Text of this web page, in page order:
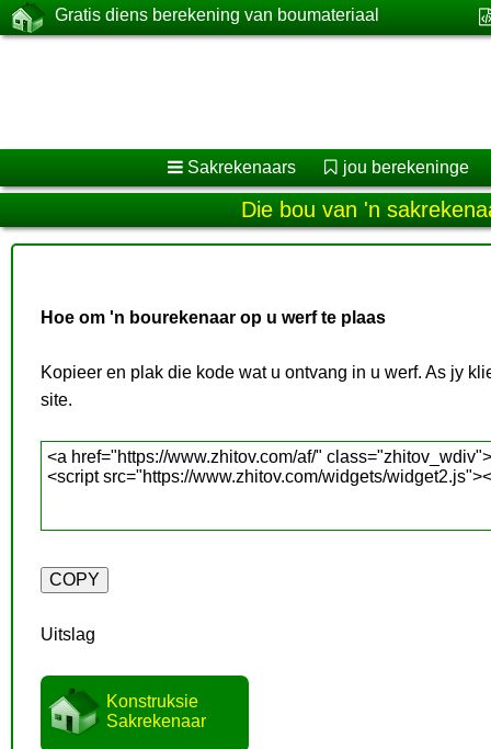
Gratis diens berekening van boumateriaal
Sakrekenaars jou berekeninge
Die bou van 'n
Hoe om 'n bourekenaar op u werf te plaas
Kopieer en plak die kode wat u ontvang in u werf. As jy
site.
Uitslag
Konstruksie
Sakrekenaar